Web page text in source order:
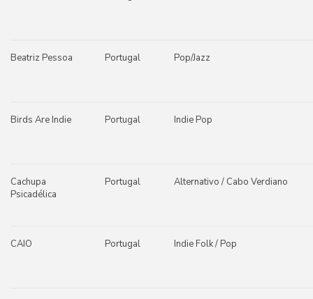
Beatriz Pessoa Portugal Pop/Jazz
Birds Are Indie Portugal Indie Pop
Cachupa
Psicadélica
Portugal Alternativo / Cabo Verdiano
CAIO Portugal Indie Folk / Pop